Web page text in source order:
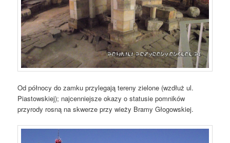
Od północy do zamku przylegają tereny zielone (wzdłuż ul.
Piastowskiej); najcenniejsze okazy o statusie pomników
przyrody rosną na skwerze przy wieży Bramy Głogowskiej.